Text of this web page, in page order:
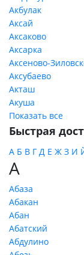
Акбулак
Аксай
Аксаково
Аксарка
Аксеново-
Аксубаево
Акташ
Акуша
Показать все
Быстрая
А Б В Г Д Е Ж З И
А
Абаза
Абакан
Абан
Абатский
Абдулино